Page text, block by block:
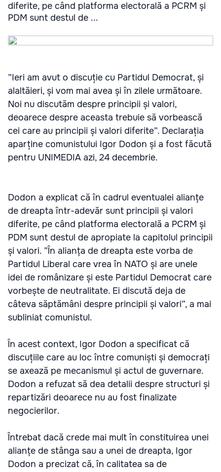
diferite, pe când platforma electorală a PCRM și
PDM sunt destul de ...
”Ieri am avut o discuție cu Partidul Democrat, și
alaltăieri, și vom mai avea și în zilele următoare.
Noi nu discutăm despre principii și valori,
deoarece despre aceasta trebuie să vorbească
cei care au principii și valori diferite”. Declarația
aparține comunistului Igor Dodon și a fost făcută
pentru UNIMEDIA azi, 24 decembrie.
Dodon a explicat că în cadrul eventualei alianțe
de dreapta într-adevăr sunt principii și valori
diferite, pe când platforma electorală a PCRM și
PDM sunt destul de apropiate la capitolul principii
și valori. ”În alianța de dreapta este vorba de
Partidul Liberal care vrea în NATO și are unele
idei de românizare și este Partidul Democrat care
vorbește de neutralitate. Ei discută deja de
câteva săptămâni despre principii și valori”, a mai
subliniat comunistul.
În acest context, Igor Dodon a specificat că
discuțiile care au loc între comuniști și democrați
se axează pe mecanismul și actul de guvernare.
Dodon a refuzat să dea detalii despre structuri și
repartizări deoarece nu au fost finalizate
negocierilor.
Întrebat dacă crede mai mult în constituirea unei
alianțe de stânga sau a unei de dreapta, Igor
Dodon a precizat că, în calitatea sa de